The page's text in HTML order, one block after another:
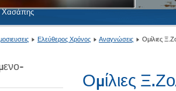
Χασάπης
Ελεύθερος Χρόνος Αναγνώσεις Ομίλιες
Ομίλιες